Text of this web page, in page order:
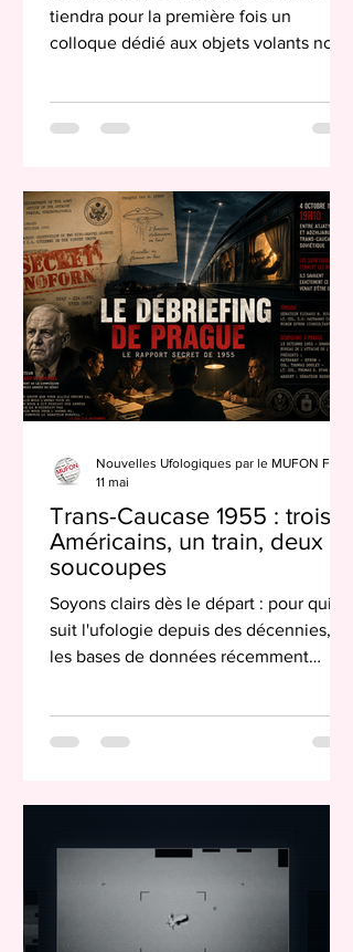
tiendra pour la première fois un
colloque dédié aux objets volants non-
députés Arnaud Saint-Martin (LFI) et
le sujet, "au-delà des fantasmes". Alors
que le Pentagone vient de déclassifier
une série de documents sur les objets
volants non-identifiés (Ovnis) afin que
les Américains "se fassent
Trans-Caucase 1955 : trois
Américains, un train, deux
soucoupes
Soyons clairs dès le départ : pour qui
suit l'ufologie depuis des décennies,
les bases de données récemment
révélation fracassante. Pas encore, en
les remette en lumière. Le dossier que
je vous présente aujourd'hui en est
l'illustration parfaite
11 mai